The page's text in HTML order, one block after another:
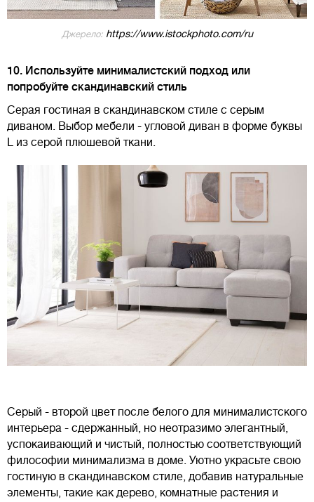
Джерело:https://www.istockphoto.com/ru
10. Используйте минималистский подход или
попробуйте скандинавский стиль
Серая гостиная в скандинавском стиле с серым
диваном. Выбор мебели - угловой диван в форме буквы
L из серой плюшевой ткани.
Серый - второй цвет после белого для минималистского
интерьера - сдержанный, но неотразимо элегантный,
успокаивающий и чистый, полностью соответствующий
философии минимализма в доме. Уютно украсьте свою
гостиную в скандинавском стиле, добавив натуральные
элементы, такие как дерево, комнатные растения и